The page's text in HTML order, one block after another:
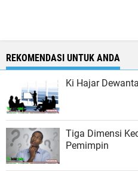
REKOMENDASI UNTUK ANDA
Ki Hajar
Tiga Dimensi
Pemimpin